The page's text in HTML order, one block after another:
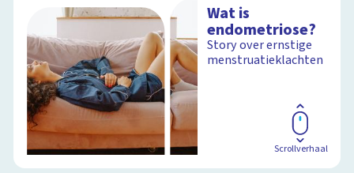
Wat is
endometriose?
Story over ernstige
menstruatieklachten
Scrollverhaal